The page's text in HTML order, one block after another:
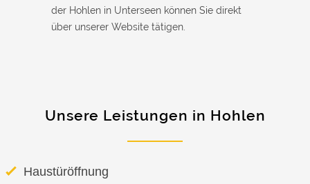
der Hohlen in Unterseen können Sie direkt
über unserer Website tätigen.
Unsere Leistungen in Hohlen
Haustüröffnung